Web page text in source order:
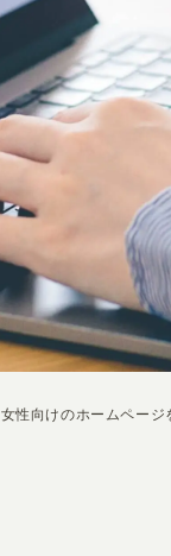
女性向けのホームペー